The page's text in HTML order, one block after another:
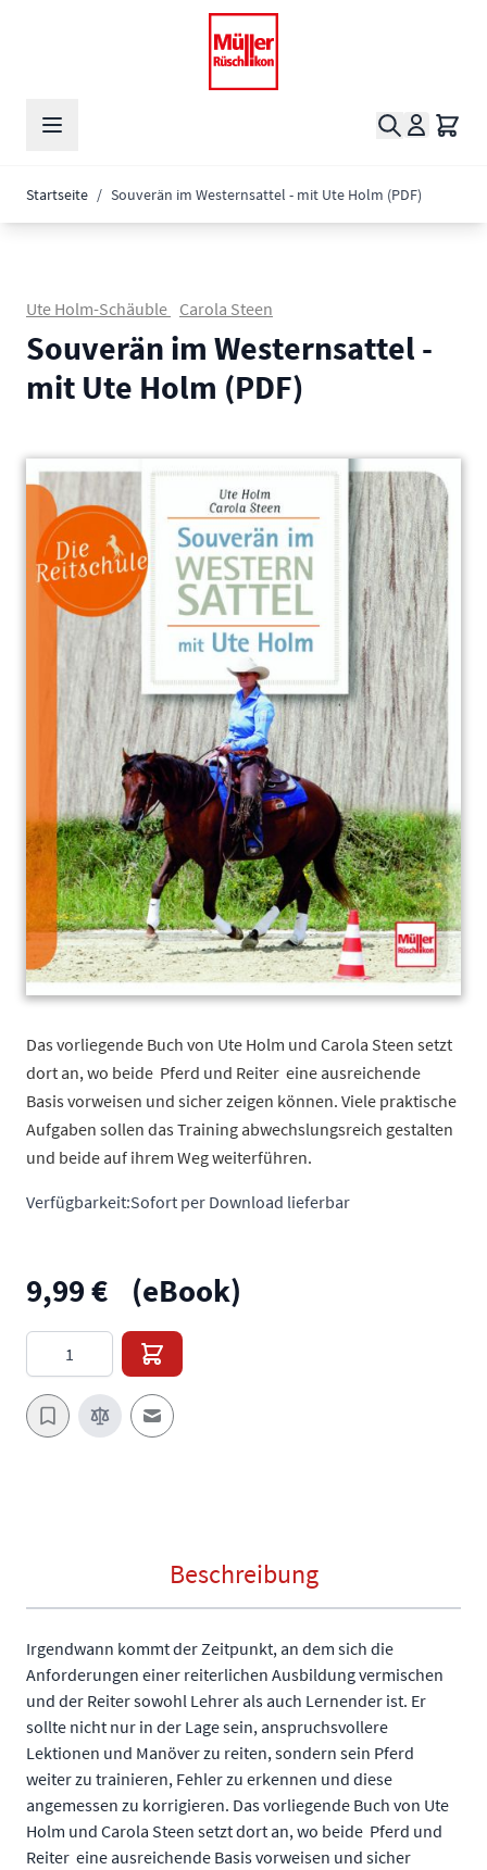
Suche
Startseite / Souverän im Westernsattel - mit Ute Holm (PDF)
Ute Holm-Schäuble Carola Steen
Souverän im Westernsattel -
mit Ute Holm (PDF)
Main image
Click to view image in fullscreen
Das vorliegende Buch von Ute Holm und Carola Steen setzt
dort an, wo beide  Pferd und Reiter  eine ausreichende
Basis vorweisen und sicher zeigen können. Viele praktische
Aufgaben sollen das Training abwechslungsreich gestalten
und beide auf ihrem Weg weiterführen.
Verfügbarkeit:Sofort per Download lieferbar
9,99 € (eBook)
Menge
E-Mail an einen Freund
Beschreibung
Irgendwann kommt der Zeitpunkt, an dem sich die
Anforderungen einer reiterlichen Ausbildung vermischen
und der Reiter sowohl Lehrer als auch Lernender ist. Er
sollte nicht nur in der Lage sein, anspruchsvollere
Lektionen und Manöver zu reiten, sondern sein Pferd
weiter zu trainieren, Fehler zu erkennen und diese
angemessen zu korrigieren. Das vorliegende Buch von Ute
Holm und Carola Steen setzt dort an, wo beide  Pferd und
Reiter  eine ausreichende Basis vorweisen und sicher